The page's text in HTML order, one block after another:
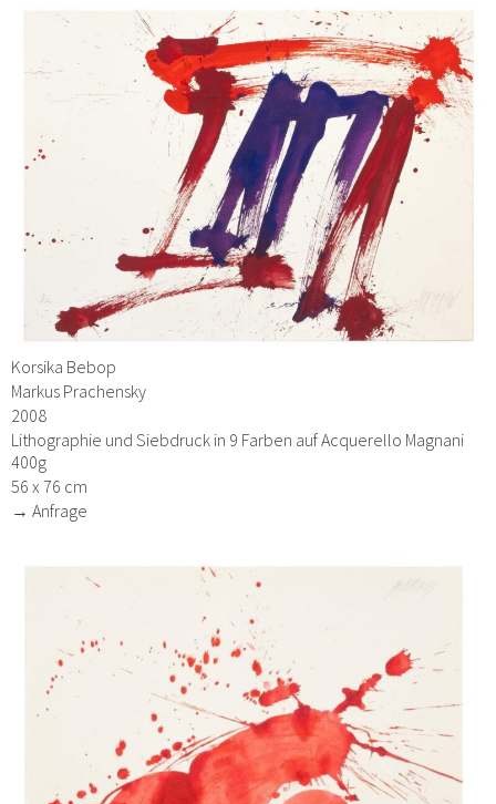
Korsika Bebop
Markus Prachensky
2008
Lithographie und Siebdruck in 9 Farben auf Acquerello Magnani
400g
56 x 76 cm
→ Anfrage